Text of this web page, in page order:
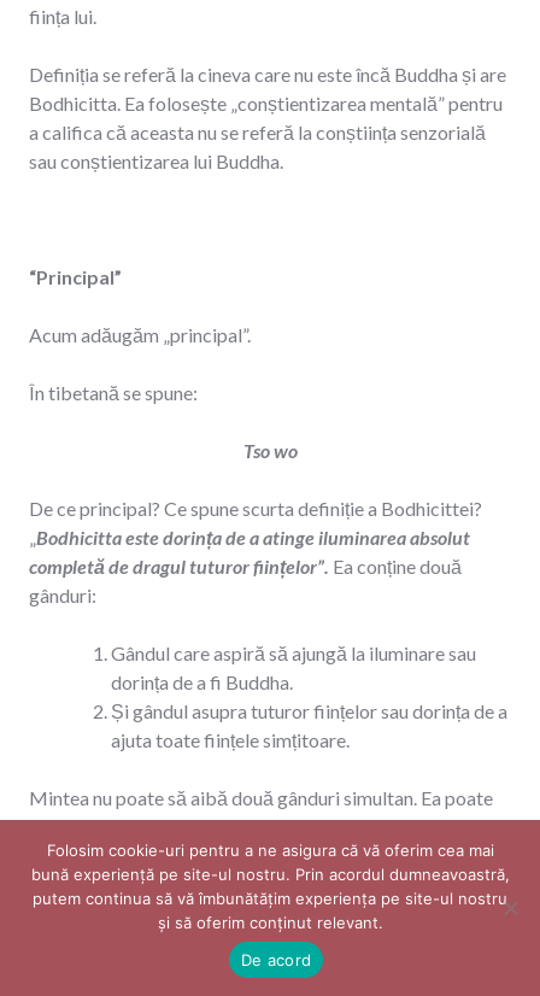
ființa lui.
Definiția se referă la cineva care nu este încă Buddha și are
Bodhicitta. Ea folosește „conștientizarea mentală” pentru
a califica că aceasta nu se referă la conștiința senzorială
sau conștientizarea lui Buddha.
“Principal”
Acum adăugăm „principal”.
În tibetană se spune:
Tso wo
De ce principal? Ce spune scurta definiție a Bodhicittei?
„Bodhicitta este dorința de a atinge iluminarea absolut
completă de dragul tuturor ființelor”. Ea conține două
gânduri:
Gândul care aspiră să ajungă la iluminare sau
dorința de a fi Buddha.
Și gândul asupra tuturor ființelor sau dorința de a
ajuta toate ființele simțitoare.
Mintea nu poate să aibă două gânduri simultan. Ea poate
trece rapid de la un gând la altul, dar nu se poate gândi la
două lucruri deodată.
Dar în Bodhicitta sunt menținute simultan două gânduri –
atât gândul de a ajunge la iluminare, cât și de a face asta de
dragul tuturor ființelor. Deci, fiecare dintre ele este într-
Folosim cookie-uri pentru a ne asigura că vă oferim cea mai
bună experiență pe site-ul nostru. Prin acordul dumneavoastră,
putem continua să vă îmbunătățim experiența pe site-ul nostru
și să oferim conținut relevant. ​
De acord